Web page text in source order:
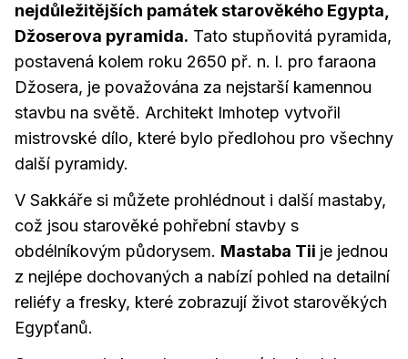
nejdůležitějších památek starověkého Egypta,
Džoserova pyramida. Tato stupňovitá pyramida,
postavená kolem roku 2650 př. n. l. pro faraona
Džosera, je považována za nejstarší kamennou
stavbu na světě. Architekt Imhotep vytvořil
mistrovské dílo, které bylo předlohou pro všechny
další pyramidy.
V Sakkáře si můžete prohlédnout i další mastaby,
což jsou starověké pohřební stavby s
obdélníkovým půdorysem. Mastaba Tii je jednou
z nejlépe dochovaných a nabízí pohled na detailní
reliéfy a fresky, které zobrazují život starověkých
Egypťanů.